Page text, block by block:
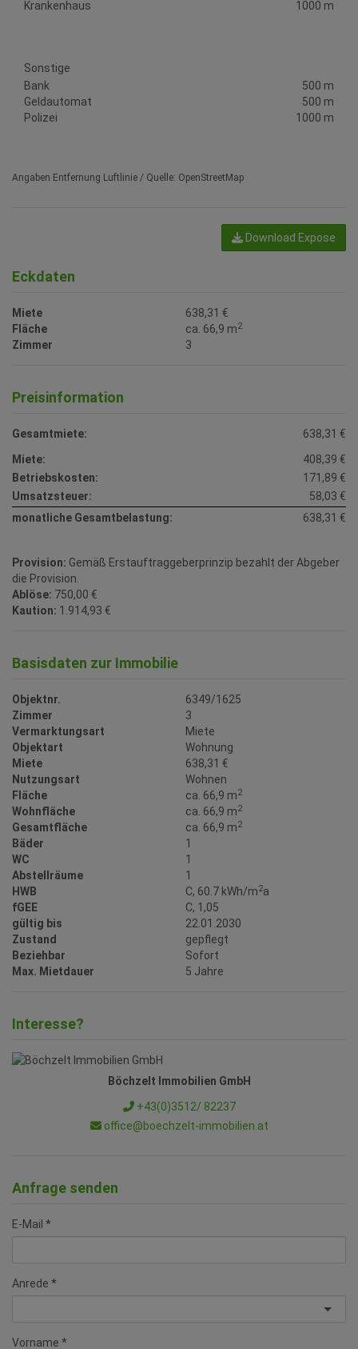
Krankenhaus 1000 m
Sonstige
Bank
500 m
Geldautomat
500 m
Polizei
1000 m
Angaben Entfernung Luftlinie / Quelle: OpenStreetMap
Download Expose
Eckdaten
Miete
638,31 €
Fläche
ca. 66,9 m2
Zimmer 3
Preisinformation
Gesamtmiete:
638,31 €
Miete:
408,39 €
Betriebskosten:
171,89 €
Umsatzsteuer:
58,03 €
monatliche Gesamtbelastung:
638,31 €
Provision: Gemäß Erstauftraggeberprinzip bezahlt der Abgeber
die Provision.
Ablöse: 750,00 €
Kaution: 1.914,93 €
Basisdaten zur Immobilie
Objektnr.
6349/1625
Zimmer
3
Vermarktungsart
Miete
Objektart
Wohnung
Miete
638,31 €
Nutzungsart
Wohnen
Fläche
ca. 66,9 m2
Wohnfläche ca. 66,9 m2
Gesamtfläche ca. 66,9 m2
Bäder
1
WC
1
Abstellräume
1
HWB
C, 60.7 kWh/m2a
fGEE
C, 1,05
gültig bis
22.01.2030
Zustand
gepflegt
Beziehbar
Sofort
Max. Mietdauer
5 Jahre
Interesse?
Böchzelt Immobilien GmbH
+43(0)3512/ 82237
office@boechzelt-immobilien.at
Anfrage senden
E-Mail
Anrede
Vorname